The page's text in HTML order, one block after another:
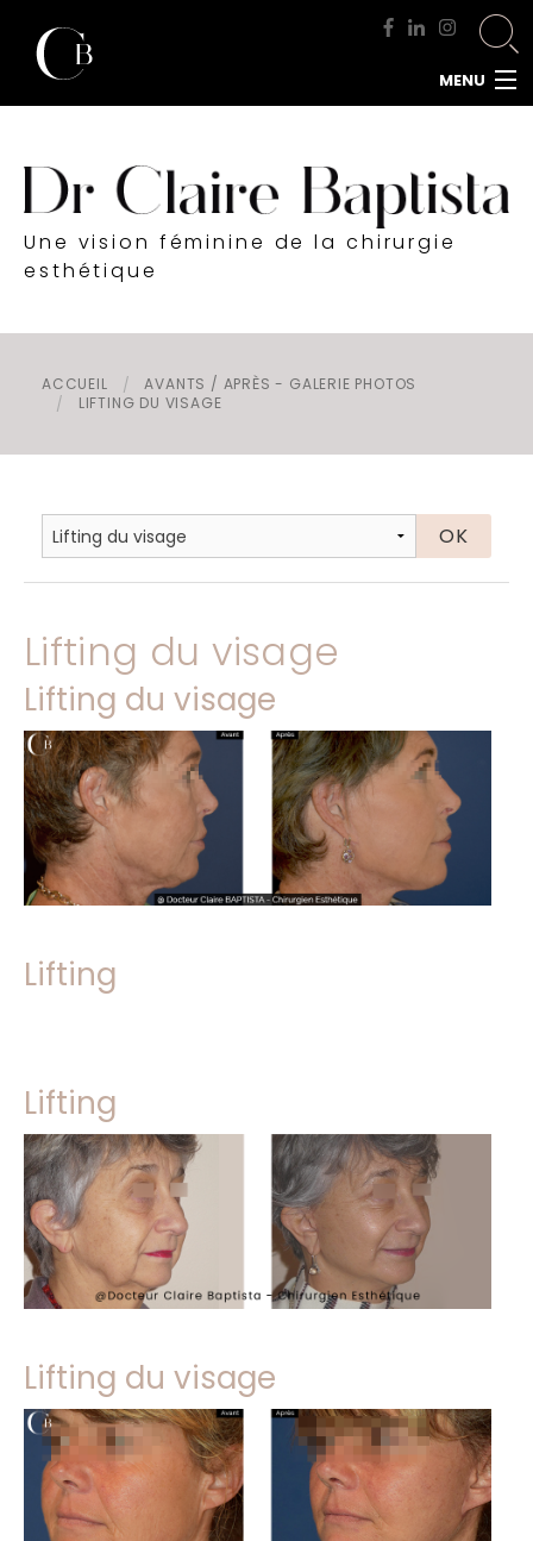
MENU
DOCTEUR BAPTISTA
CHIRURGIE MAMMAIRE
CHIRURGIE DU VISAGE
CHIRURGIE DE LA SILHOUETTE
CHIRURGIE INTIME
MÉDECINE ESTHÉTIQUE
RENDEZ-VOUS
Une vision féminine de la chirurgie
esthétique
ACCUEIL
AVANTS / APRÈS - GALERIE PHOTOS
LIFTING DU VISAGE
Lifting du visage
Lifting du visage
Lifting
Lifting
Lifting du visage